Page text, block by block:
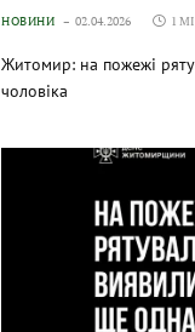
НОВИНИ 02.04.2026 1
Житомир: на пожежі
чоловіка